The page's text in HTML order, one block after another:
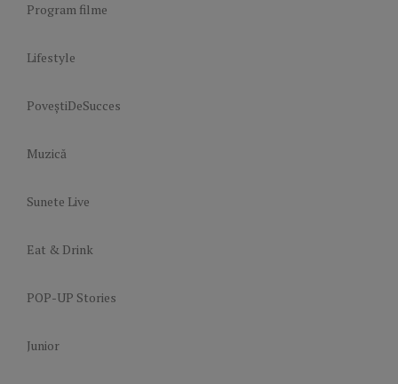
Program filme
Lifestyle
PoveștiDeSucces
Muzică
Sunete Live
Eat & Drink
POP-UP Stories
Junior